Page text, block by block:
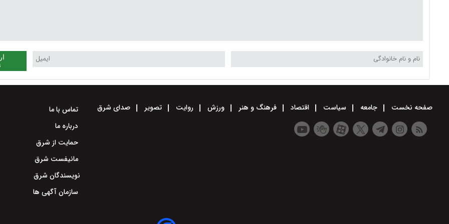
صفحه نخست جامعه سیاست اقتصاد فرهنگ و هنر ورزش روایت تصویر صدای شرق
تماس با ما
درباره ما
حمایت از شرق
مانیفست شرق
نویسندگان شرق
سازمان آگهی ها